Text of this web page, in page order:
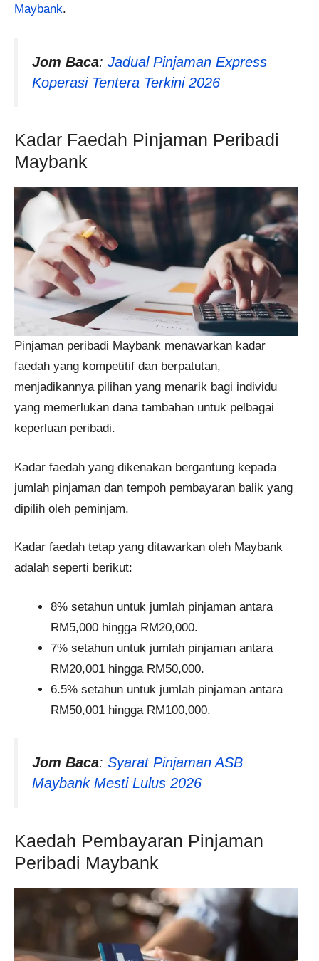
Maybank.
Jom Baca: Jadual Pinjaman Express
Koperasi Tentera Terkini 2026
Kadar Faedah Pinjaman Peribadi
Maybank
Pinjaman peribadi Maybank menawarkan kadar
faedah yang kompetitif dan berpatutan,
menjadikannya pilihan yang menarik bagi individu
yang memerlukan dana tambahan untuk pelbagai
keperluan peribadi.
Kadar faedah yang dikenakan bergantung kepada
jumlah pinjaman dan tempoh pembayaran balik yang
dipilih oleh peminjam.
Kadar faedah tetap yang ditawarkan oleh Maybank
adalah seperti berikut:
8% setahun untuk jumlah pinjaman antara
RM5,000 hingga RM20,000.
7% setahun untuk jumlah pinjaman antara
RM20,001 hingga RM50,000.
6.5% setahun untuk jumlah pinjaman antara
RM50,001 hingga RM100,000.
Jom Baca: Syarat Pinjaman ASB
Maybank Mesti Lulus 2026
Kaedah Pembayaran Pinjaman
Peribadi Maybank